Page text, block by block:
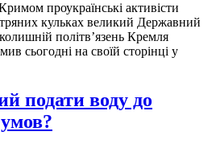
проукраїнські активісти
кульках великий Державний
політв’язень Кремля
сьогодні на своїй сторінці у
подати воду до